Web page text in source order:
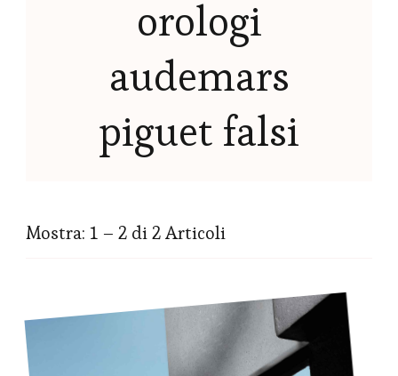
orologi
audemars
piguet falsi
Mostra: 1 – 2 di 2 Articoli